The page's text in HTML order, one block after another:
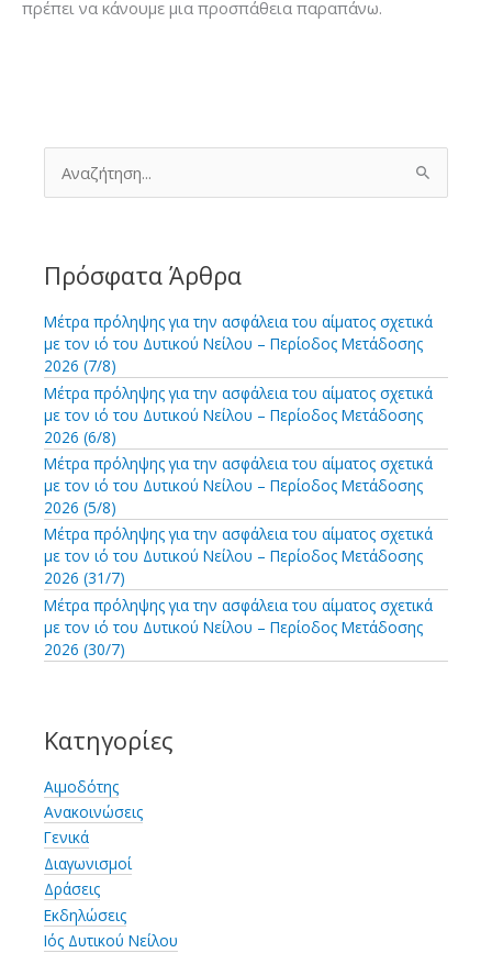
πρέπει να κάνουμε μια προσπάθεια παραπάνω.
α
τ
η
η
γ
ι
α
Πρόσφατα Άρθρα
Μέτρα πρόληψης για την ασφάλεια του αίματος σχετικά
με τον ιό του Δυτικού Νείλου – Περίοδος Μετάδοσης
2026 (7/8)
Μέτρα πρόληψης για την ασφάλεια του αίματος σχετικά
με τον ιό του Δυτικού Νείλου – Περίοδος Μετάδοσης
2026 (6/8)
Μέτρα πρόληψης για την ασφάλεια του αίματος σχετικά
με τον ιό του Δυτικού Νείλου – Περίοδος Μετάδοσης
2026 (5/8)
Μέτρα πρόληψης για την ασφάλεια του αίματος σχετικά
με τον ιό του Δυτικού Νείλου – Περίοδος Μετάδοσης
2026 (31/7)
Μέτρα πρόληψης για την ασφάλεια του αίματος σχετικά
με τον ιό του Δυτικού Νείλου – Περίοδος Μετάδοσης
2026 (30/7)
Κατηγορίες
Αιμοδότης
Ανακοινώσεις
Γενικά
Διαγωνισμοί
Δράσεις
Εκδηλώσεις
Ιός Δυτικού Νείλου